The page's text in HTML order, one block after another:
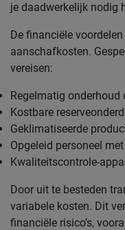
je daadwerkelijk nodig
De financiële
aanschafkosten.
vereisen:
Regelmatig onderhoud
Kostbare
Geklimatiseerde
Opgeleid personeel
Kwaliteitscontrole-
Door uit te besteden
variabele kosten. Dit
financiële risico’s,